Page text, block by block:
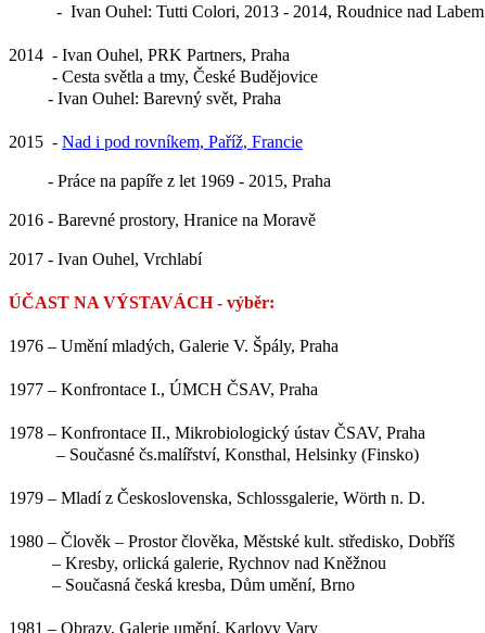
- Ivan Ouhel: Tutti Colori, 2013 - 2014, Roudnice nad Labem
2014 - Ivan Ouhel, PRK Partners, Praha
- Cesta světla a tmy, České Budějovice
- Ivan Ouhel: Barevný svět, Praha
2015 - Nad i pod rovníkem, Paříž, Francie
- Práce na papíře z let 1969 - 2015, Praha
2016 - Barevné prostory, Hranice na Moravě
2017 - Ivan Ouhel, Vrchlabí
ÚČAST NA VÝSTAVÁCH - výběr:
1976 – Umění mladých, Galerie V. Špály, Praha
1977 – Konfrontace I., ÚMCH ČSAV, Praha
1978 – Konfrontace II., Mikrobiologický ústav ČSAV, Praha
– Současné čs.malířství, Konsthal, Helsinky (Finsko)
1979 – Mladí z Československa, Schlossgalerie, Wörth n. D.
1980 – Člověk – Prostor člověka, Městské kult. středisko, Dobříš
– Kresby, orlická galerie, Rychnov nad Kněžnou
– Současná česká kresba, Dům umění, Brno
1981 – Obrazy, Galerie umění, Karlovy Vary